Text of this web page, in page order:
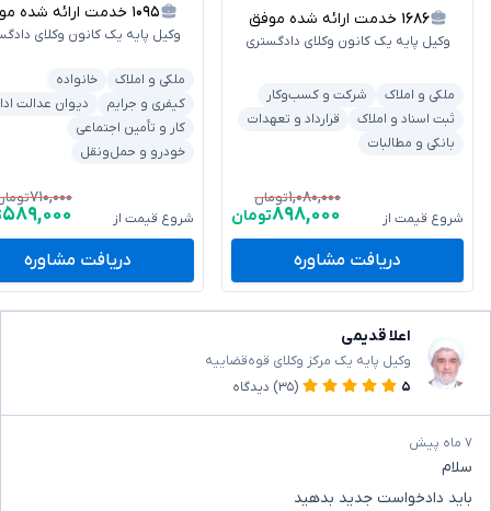
۱۶۸۶ خدمت ارائه شده موفق
وکیل پایه یک کانون وکلای دادگستری
ملکی و املاک
شرکت و کسب‌وکار
ثبت اسناد و املاک
قرارداد و تعهدات
بانکی و مطالبات
شروع قیمت از
۱,۰۸۰,۰۰۰تومان
۸۹۸,۰۰۰تومان
دریافت مشاوره
۱۰۹۵ خدمت ارائه شده موفق
وکیل پایه یک کانون وکلای
ملکی و املاک
خانواده
کیفری و جرایم
دیوان عدالت
کار و تأمین اجتماعی
خودرو و حمل‌ونقل
شروع قیمت از
۷۱۰,۰۰۰
۵۸۹,۰۰۰
دریافت مشاوره
اعلا قدیمی
وکیل پایه یک مرکز وکلای قوه‌قضاییه
۵
(۳۵) دیدگاه
۷ ماه پیش
سلام
باید دادخواست جدید بدهید